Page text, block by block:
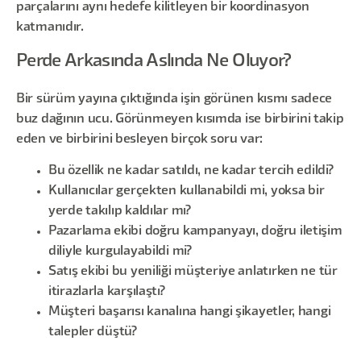
parçalarını aynı hedefe kilitleyen bir koordinasyon
katmanıdır.
Perde Arkasında Aslında Ne Oluyor?
Bir sürüm yayına çıktığında işin görünen kısmı sadece
buz dağının ucu. Görünmeyen kısımda ise birbirini takip
eden ve birbirini besleyen birçok soru var:
Bu özellik ne kadar satıldı, ne kadar tercih edildi?
Kullanıcılar gerçekten kullanabildi mi, yoksa bir
yerde takılıp kaldılar mı?
Pazarlama ekibi doğru kampanyayı, doğru iletişim
diliyle kurgulayabildi mi?
Satış ekibi bu yeniliği müşteriye anlatırken ne tür
itirazlarla karşılaştı?
Müşteri başarısı kanalına hangi şikayetler, hangi
talepler düştü?